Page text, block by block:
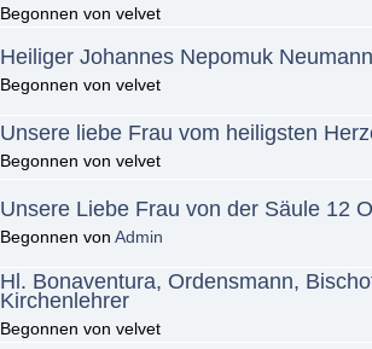
Begonnen von velvet
Heiliger Johannes Nepomuk Neumann
Begonnen von velvet
Unsere liebe Frau vom heiligsten
Begonnen von velvet
Unsere Liebe Frau von der Säule 12
Begonnen von Admin
Hl. Bonaventura, Ordensmann,
Kirchenlehrer
Begonnen von velvet